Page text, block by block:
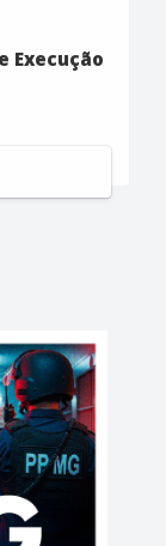
Execução